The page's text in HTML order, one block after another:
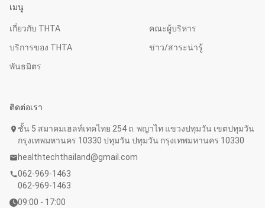
เมนู
เกี่ยวกับ THTA
คณะผู้บริหาร
บริการของ THTA
ข่าว/สาระน่ารู้
พันธมิตร
ติดต่อเรา
location_on ชั้น 5 สมาคมเฮลท์เทคไทย 254 ถ. พญาไท แขวงปทุมวัน เขตปทุมวัน
กรุงเทพมหานคร 10330 ปทุมวัน ปทุมวัน กรุงเทพมหานคร 10330
mail healthtechthailand@gmail.com
call062-969-1463
062-969-1463
09:00 - 17:00